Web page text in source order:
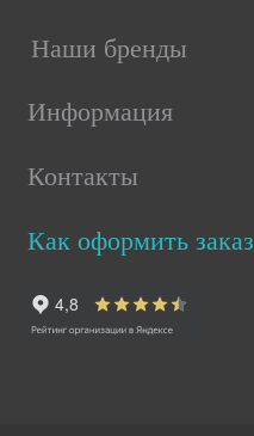
Наши бренды
Информация
Контакты
Как оформить заказ